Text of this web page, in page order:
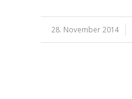
28. November 2014
/